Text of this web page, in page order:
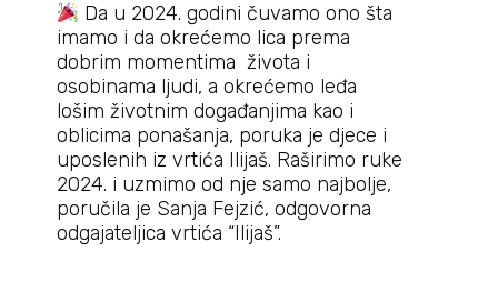
Da u 2024. godini čuvamo ono šta
imamo i da okrećemo lica prema
dobrim momentima života i
osobinama ljudi, a okrećemo leđa
lošim životnim događanjima kao i
oblicima ponašanja, poruka je djece i
uposlenih iz vrtića Ilijaš. Raširimo ruke
2024. i uzmimo od nje samo najbolje,
poručila je Sanja Fejzić, odgovorna
odgajateljica vrtića “Ilijaš”.